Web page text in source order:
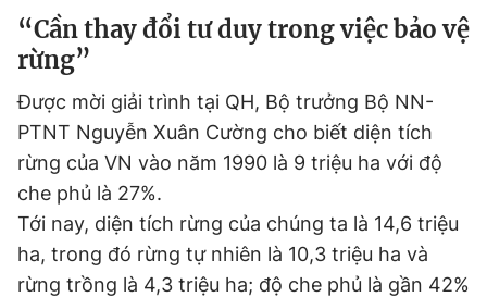
“Cần thay đổi tư duy trong việc bảo vệ
rừng”
Được mời giải trình tại QH, Bộ trưởng Bộ NN-
PTNT Nguyễn Xuân Cường cho biết diện tích
rừng của VN vào năm 1990 là 9 triệu ha với độ
che phủ là 27%.
Tới nay, diện tích rừng của chúng ta là 14,6 triệu
ha, trong đó rừng tự nhiên là 10,3 triệu ha và
rừng trồng là 4,3 triệu ha; độ che phủ là gần 42%